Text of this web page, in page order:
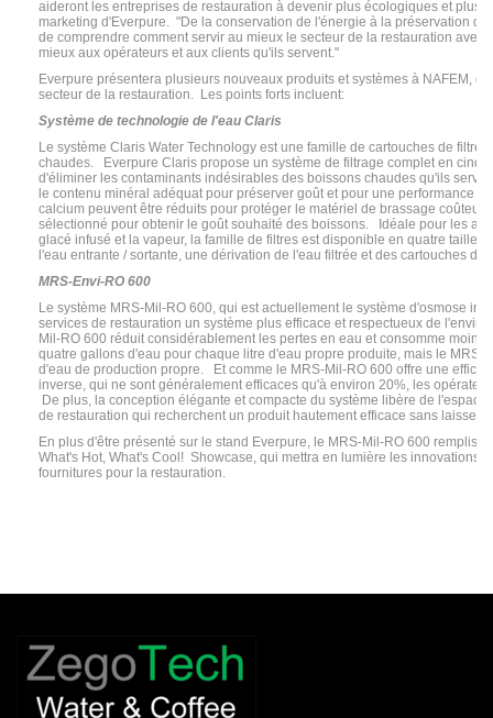
aideront les entreprises de restauration à devenir plus écologiques et plus
marketing d'Everpure. "De la conservation de l'énergie à la préservation
de comprendre comment servir au mieux le secteur de la restauration
mieux aux opérateurs et aux clients qu'ils servent."
Everpure présentera plusieurs nouveaux produits et systèmes à NAFEM,
secteur de la restauration. Les points forts incluent:
Système de technologie de l'eau Claris
Le système Claris Water Technology est une famille de cartouches de
chaudes.
Everpure Claris propose un système de filtrage complet en
d'éliminer les contaminants indésirables des boissons chaudes qu'ils
le contenu minéral adéquat pour préserver goût et pour une performance
calcium peuvent être réduits pour protéger le matériel de brassage
sélectionné pour obtenir le goût souhaité des boissons.
Idéale pour les
glacé infusé et la vapeur, la famille de filtres est disponible en quatre tailles.
l'eau entrante / sortante, une dérivation de l'eau filtrée et des cartouches de
MRS-Envi-RO 600
Le système MRS-Mil-RO 600, qui est actuellement le système d'osmose
services de restauration un système plus efficace et respectueux de
Mil-RO 600 réduit considérablement les pertes en eau et consomme moins
quatre gallons d'eau pour chaque litre d'eau propre produite, mais le
d'eau de production propre.
Et comme le MRS-Mil-RO 600 offre une
inverse, qui ne sont généralement efficaces qu'à environ 20%, les
De plus, la conception élégante et compacte du système libère de
de restauration qui recherchent un produit hautement efficace sans laisser
En plus d'être présenté sur le stand Everpure, le MRS-Mil-RO 600
What's Hot, What's Cool! Showcase, qui mettra en lumière les innovations
fournitures pour la restauration.